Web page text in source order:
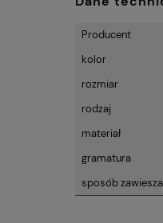
Producent
kolor
rozmiar
rodzaj
materiał
gramatura
sposób